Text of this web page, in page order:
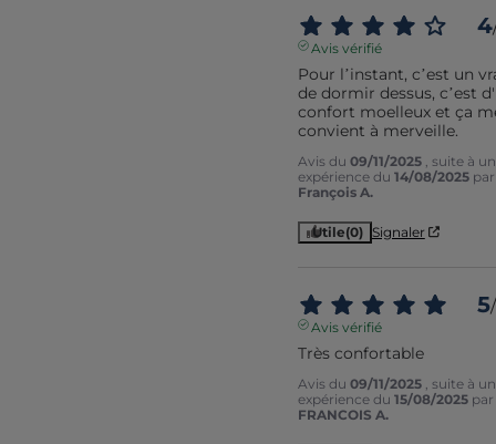
4
Avis vérifié
Pour l’instant, c’est un
de dormir dessus, c’est
confort moelleux et ça
convient à merveille.
Avis du 09/11/2025
, suite à
expérience du 14/08/2025
François A.
Utile(0) Signaler
5/
Avis vérifié
Très confortable
Avis du 09/11/2025
, suite à
expérience du 15/08/2025 par
FRANCOIS A.